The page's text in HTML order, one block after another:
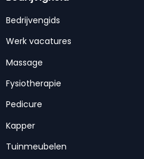
Bedrijvengids
Werk vacatures
Massage
Fysiotherapie
Pedicure
Kapper
Tuinmeubelen